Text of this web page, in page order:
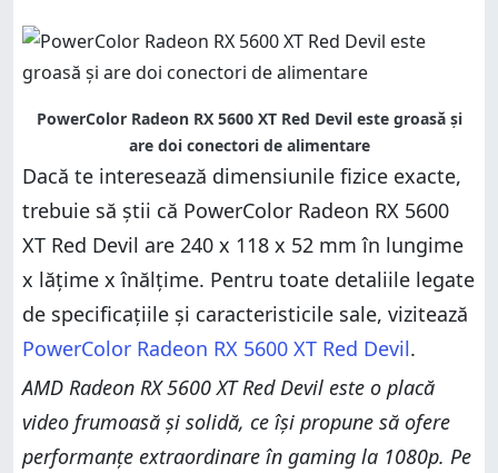
PowerColor Radeon RX 5600 XT Red Devil este groasă și
are doi conectori de alimentare
Dacă te interesează dimensiunile fizice exacte,
trebuie să știi că PowerColor Radeon RX 5600
XT Red Devil are 240 x 118 x 52 mm în lungime
x lățime x înălțime. Pentru toate detaliile legate
de specificațiile și caracteristicile sale, vizitează
PowerColor Radeon RX 5600 XT Red Devil.
AMD Radeon RX 5600 XT Red Devil este o placă
video frumoasă și solidă, ce își propune să ofere
performanțe extraordinare în gaming la 1080p. Pe